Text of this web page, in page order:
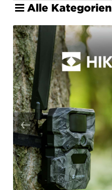
Alle Kategorien